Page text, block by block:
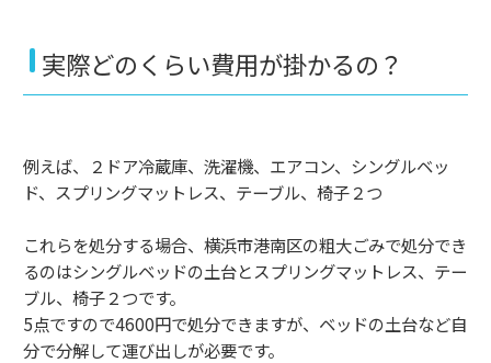
実際どのくらい費用が掛かるの？
例えば、２ドア冷蔵庫、洗濯機、エアコン、シングルベッ
ド、スプリングマットレス、テーブル、椅子２つ
これらを処分する場合、横浜市港南区の粗大ごみで処分でき
るのはシングルベッドの土台とスプリングマットレス、テー
ブル、椅子２つです。
5点ですので4600円で処分できますが、ベッドの土台など自
分で分解して運び出しが必要です。